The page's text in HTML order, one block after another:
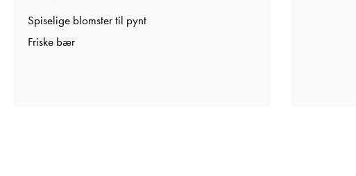
Spiselige blomster til pynt
Friske bær